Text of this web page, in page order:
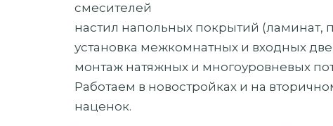
смесителей
настил напольных покрытий (ламинат,
установка межкомнатных и входных
монтаж натяжных и многоуровневых
Работаем в новостройках и на
наценок.